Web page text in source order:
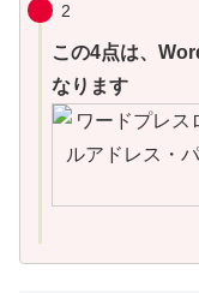
2
この4点は、
なります